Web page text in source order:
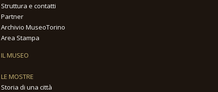
Struttura e contatti
Partner
Archivio MuseoTorino
Area Stampa
IL MUSEO
LE MOSTRE
Storia di una città